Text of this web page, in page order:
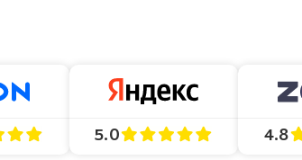
5.0 4.8